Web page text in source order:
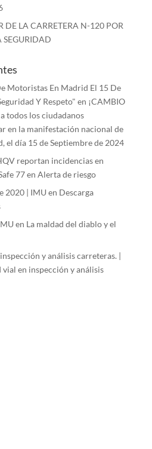
DE LA CARRETERA N-120 POR
SEGURIDAD
Motoristas En Madrid El 15 De
Y Respeto" en ¡CAMBIO
todos los ciudadanos
en la manifestación nacional de
el día 15 de Septiembre de 2024
reportan incidencias en
77en Alerta de riesgo
2020 | IMU en Descarga
en La maldad del diablo y el
y análisis carreteras. |
en inspección y análisis